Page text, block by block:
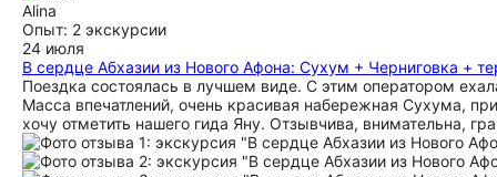
Alina
Опыт: 2 экскурсии
24 июля
В сердце Абхазии из Нового Афона: Сухум + Черниговка +
Поездка состоялась в лучшем виде. С этим оператором
Масса впечатлений, очень красивая набережная Сухума,
хочу отметить нашего гида Яну. Отзывчива, внимательна,